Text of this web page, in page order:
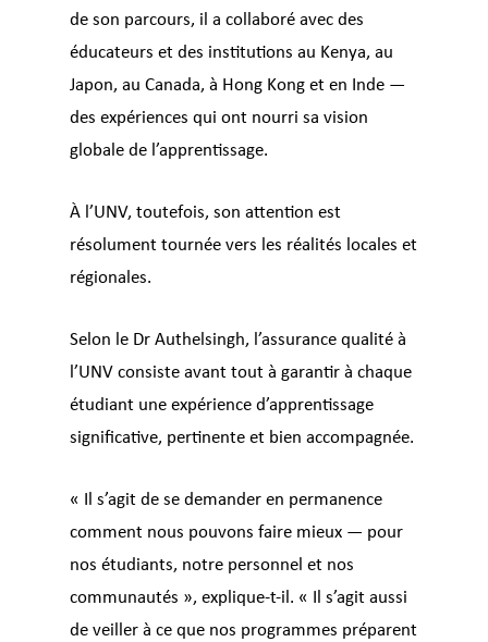
de son parcours, il a collaboré avec des
éducateurs et des institutions au Kenya, au
Japon, au Canada, à Hong Kong et en Inde —
des expériences qui ont nourri sa vision
globale de l’apprentissage.
À l’UNV, toutefois, son attention est
résolument tournée vers les réalités locales et
régionales.
Selon le Dr Authelsingh, l’assurance qualité à
l’UNV consiste avant tout à garantir à chaque
étudiant une expérience d’apprentissage
significative, pertinente et bien accompagnée.
« Il s’agit de se demander en permanence
comment nous pouvons faire mieux — pour
nos étudiants, notre personnel et nos
communautés », explique-t-il. « Il s’agit aussi
de veiller à ce que nos programmes préparent